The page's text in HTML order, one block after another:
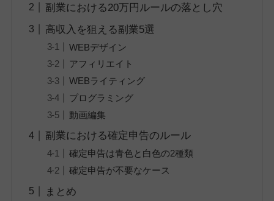
副業における20万円ルールの落とし穴
高収入を狙える副業5選
WEBデザイン
アフィリエイト
WEBライティング
プログラミング
動画編集
副業における確定申告のルール
確定申告は青色と白色の2種類
確定申告が不要なケース
まとめ